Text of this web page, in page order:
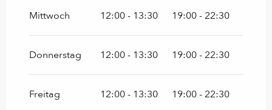
Mittwoch 12:00 - 13:30 19:00 - 22:30
Donnerstag 12:00 - 13:30 19:00 - 22:30
Freitag 12:00 - 13:30 19:00 - 22:30